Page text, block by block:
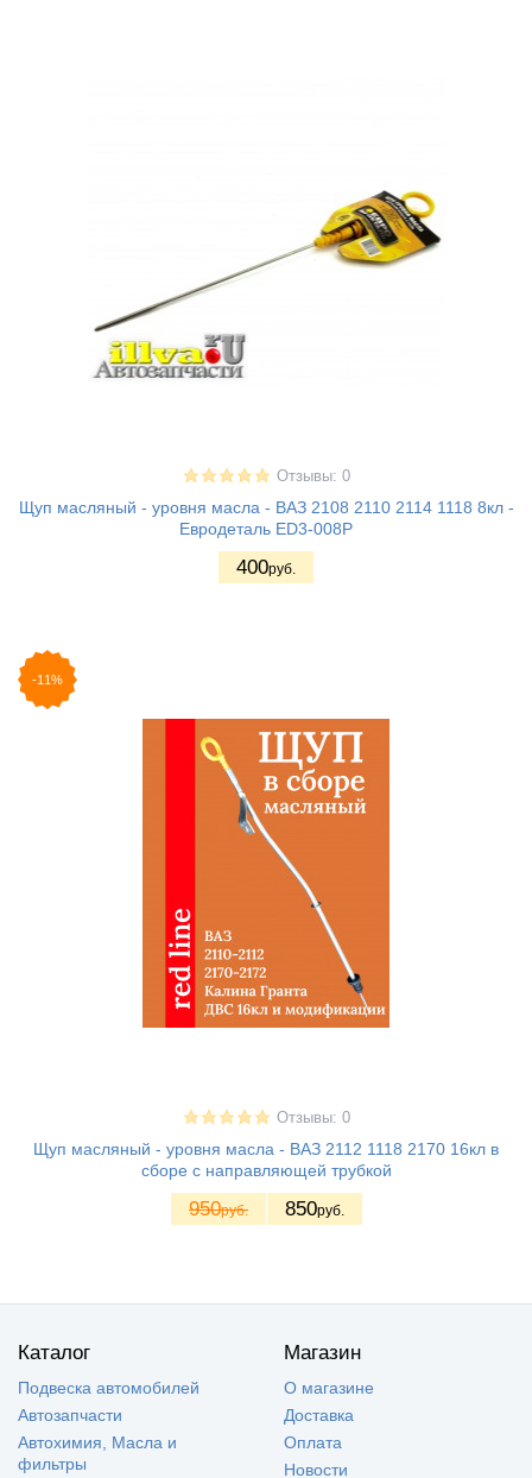
Отзывы: 0
Щуп масляный - уровня масла - ВАЗ 2108 2110 2114 1118 8кл -
Евродеталь ED3-008P
400руб.
-11%
Отзывы: 0
Щуп масляный - уровня масла - ВАЗ 2112 1118 2170 16кл в
сборе с направляющей трубкой
950руб. 850руб.
Каталог
Подвеска автомобилей
Автозапчасти
Автохимия, Масла и
фильтры
Магазин
О магазине
Доставка
Оплата
Новости